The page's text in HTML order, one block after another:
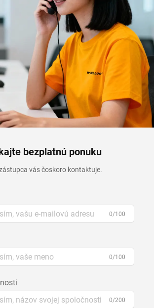
bezplatnú ponuku
vás čoskoro kontaktuje.
0/100
0/100
0/200